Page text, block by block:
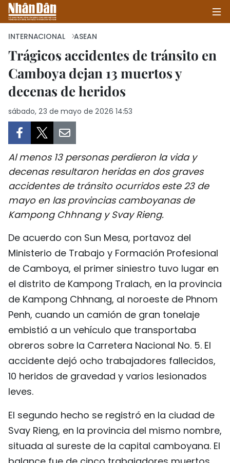
INICIO
POLÍTICA
SALUD - MEDIO AMBIENTE
CULTURA - ENTRETENIMIENTO
INTERNACIONAL
DEPORTES
VIAJES
PUENTE DE AMISTAD
HISTORIAS MULTIMEDIA
FOTOGRAFÍA
¿QUIÉNES SOMOS?
ENGLISH
中文
INTERNACIONAL ASEAN
Trágicos accidentes de tránsito en
Camboya dejan 13 muertos y
decenas de heridos
sábado, 23 de mayo de 2026 14:53
Al menos 13 personas perdieron la vida y
decenas resultaron heridas en dos graves
accidentes de tránsito ocurridos este 23 de
mayo en las provincias camboyanas de
Kampong Chhnang y Svay Rieng.
De acuerdo con Sun Mesa, portavoz del
Ministerio de Trabajo y Formación Profesional
de Camboya, el primer siniestro tuvo lugar en
el distrito de Kampong Tralach, en la provincia
de Kampong Chhnang, al noroeste de Phnom
Penh, cuando un camión de gran tonelaje
embistió a un vehículo que transportaba
obreros sobre la Carretera Nacional No. 5. El
accidente dejó ocho trabajadores fallecidos,
10 heridos de gravedad y varios lesionados
leves.
El segundo hecho se registró en la ciudad de
Svay Rieng, en la provincia del mismo nombre,
situada al sureste de la capital camboyana. El